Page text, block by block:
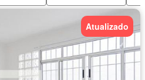
Atualizado